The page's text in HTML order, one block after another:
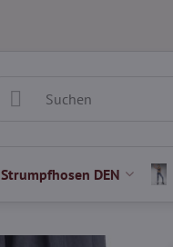
Strumpfhosen DEN